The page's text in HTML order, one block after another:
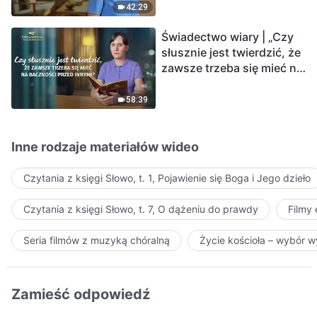
42:29
58:39
Świadectwo wiary | „Czy
słusznie jest twierdzić, że
zawsze trzeba się mieć na
Inne rodzaje materiałów wideo
Czytania z księgi Słowo, t. 1, Pojawienie się Boga i Jego dzieło
Czytania z księgi Słowo, t. 7, O dążeniu do prawdy Filmy
Seria filmów z muzyką chóralną Życie kościoła – wybór
Zamieść odpowiedź